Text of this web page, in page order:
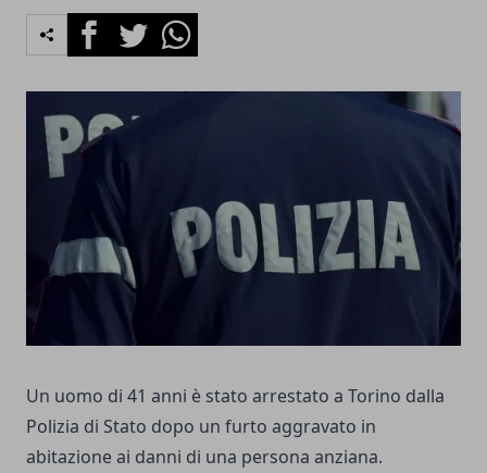
FacebookTwitterWhatsapp
Un uomo di 41 anni è stato arrestato a Torino dalla
Polizia di Stato dopo un furto aggravato in
abitazione ai danni di una persona anziana.